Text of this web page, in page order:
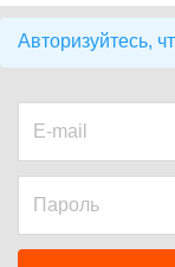
Авторизуйтесь,